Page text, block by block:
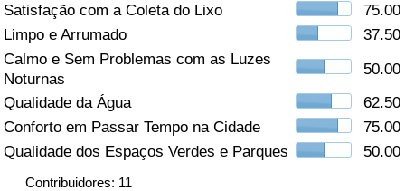
Satisfação com a Coleta do Lixo
75.00
Limpo e Arrumado
37.50
Calmo e Sem Problemas com as Luzes
Noturnas
50.00
Qualidade da Água
62.50
Conforto em Passar Tempo na Cidade
75.00
Qualidade dos Espaços Verdes e Parques
50.00
Contribuidores: 11
Índice de poluição
Indicador de Poluição por País
Indicador de Trânsito